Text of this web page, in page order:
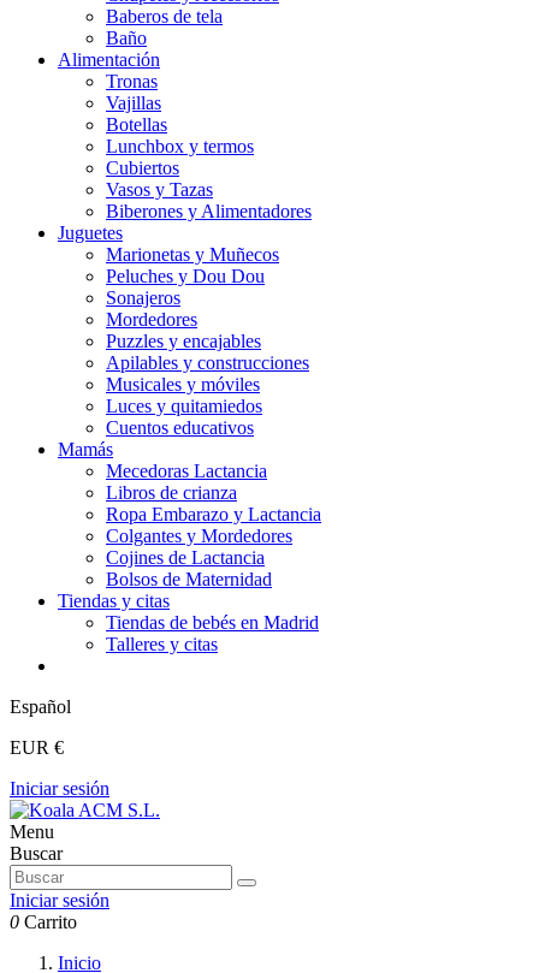
Baberos de tela
Baño
Alimentación
Tronas
Vajillas
Botellas
Lunchbox y termos
Cubiertos
Vasos y Tazas
Biberones y Alimentadores
Juguetes
Marionetas y Muñecos
Peluches y Dou Dou
Sonajeros
Mordedores
Puzzles y encajables
Apilables y construcciones
Musicales y móviles
Luces y quitamiedos
Cuentos educativos
Mamás
Mecedoras Lactancia
Libros de crianza
Ropa Embarazo y Lactancia
Colgantes y Mordedores
Cojines de Lactancia
Bolsos de Maternidad
Tiendas y citas
Tiendas de bebés en Madrid
Talleres y citas
Español
EUR €
Iniciar sesión
Menu
Buscar
Iniciar sesión
0 Carrito
Inicio